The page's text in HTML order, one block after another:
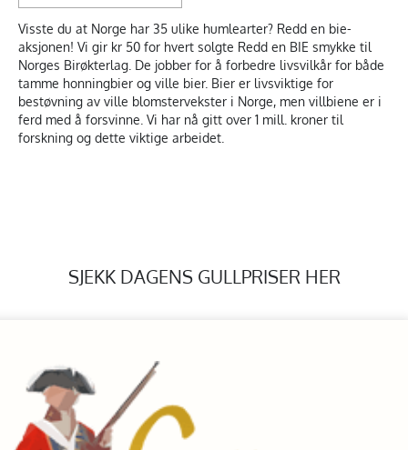
Visste du at Norge har 35 ulike humlearter? Redd en bie-
aksjonen! Vi gir kr 50 for hvert solgte Redd en BIE smykke til
Norges Birøkterlag. De jobber for å forbedre livsvilkår for både
tamme honningbier og ville bier. Bier er livsviktige for
bestøvning av ville blomstervekster i Norge, men villbiene er i
ferd med å forsvinne. Vi har nå gitt over 1 mill. kroner til
forskning og dette viktige arbeidet.
SJEKK DAGENS GULLPRISER HER